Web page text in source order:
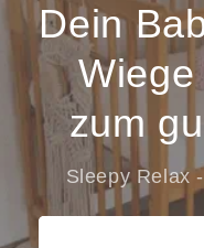
Dein
zum
Sleepy Relax